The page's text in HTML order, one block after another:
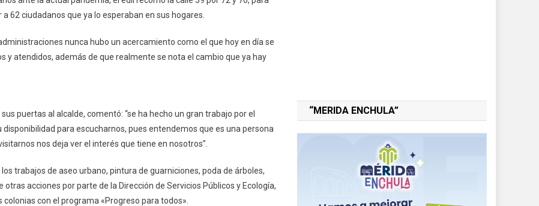
El
Alcalde
Zacarías
Curi
Vecinos
De
La
Francisco
I.
Madero
62 ciudadanos que ya lo esperaban en sus hogares.
nunca hubo un acercamiento como el que hoy en día se
y atendidos, además de que realmente se nota el cambio que ya hay
puertas al alcalde, comentó: “se ha hecho un gran trabajo por el
para escucharnos, pues entendemos que es una persona
nos deja ver el interés que tiene en nosotros”.
trabajos de aseo urbano, pintura de guarniciones, poda de árboles,
acciones por parte de la Dirección de Servicios Públicos y Ecología,
con el programa «Progreso para todos».
“MERIDA ENCHULA”